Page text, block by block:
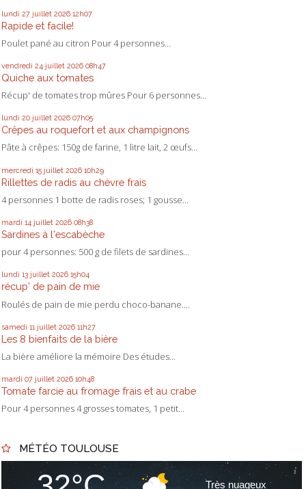
lundi 27 juillet 2026 12h07
Rapide et facile!
Poulet pané au citron Pour 4 personnes...
vendredi 24 juillet 2026 08h47
Quiche aux tomates
Récup' de tomates trop mûres Pour 6 personnes...
lundi 20 juillet 2026 07h05
Crêpes au roquefort et aux champignons
Pâte à crêpes: 150g de farine, 1 litre lait, 2 œufs...
mercredi 15 juillet 2026 10h29
Rillettes de radis au chèvre frais
4 personnes 1 botte de radis roses; 1 gousse...
mardi 14 juillet 2026 08h38
Sardines à l'escabèche
pour 4 personnes: 500 g de filets de sardines...
lundi 13 juillet 2026 15h04
récup' de pain de mie
Roulés de pain de mie perdu choco-banane....
samedi 11 juillet 2026 11h27
Les 8 bienfaits de la bière
La bière améliore la mémoire Des études...
mardi 07 juillet 2026 10h48
Tomate farcie au fromage frais et au crabe
Pour 4 personnes 4 grosses tomates, 1 petit...
MÉTÉO TOULOUSE
Très nuageux